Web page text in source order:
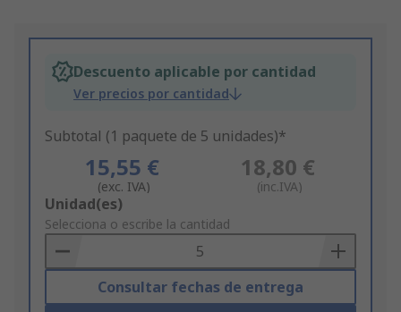
Descuento aplicable por cantidad
Ver precios por cantidad
Subtotal (1 paquete de 5 unidades)*
15,55 €
(exc. IVA)
18,80 €
(inc.IVA)
Add
to
Basket
Unidad(es)
Selecciona o escribe la cantidad
Consultar fechas de entrega